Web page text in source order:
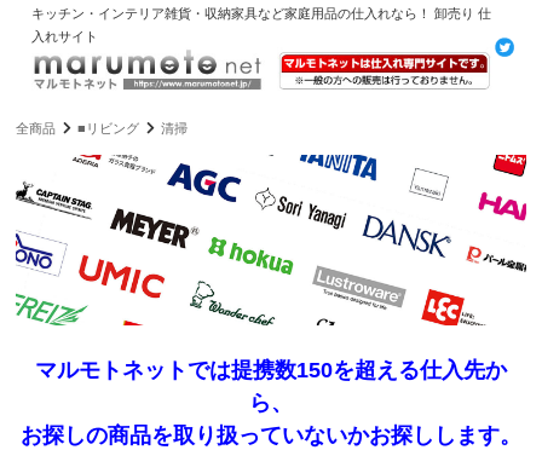
キッチン・インテリア雑貨・収納家具など家庭用品の仕入れなら！ 卸売り 仕
入れサイト
全商品 ■リビング 清掃
マルモトネットでは提携数150を超える仕入先か
ら、
お探しの商品を取り扱っていないかお探しします。